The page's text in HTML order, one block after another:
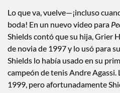
Lo que va, vuelve—¡incluso
boda! En un nuevo video para
Shields contó que su hija, Grier
de novia de 1997 y lo usó para
Shields lo había usado en su
campeón de tenis Andre Agassi.
1999, pero afortunadamente